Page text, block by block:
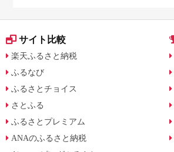
サイト比較
楽天ふるさと納税
ふるなび
ふるさとチョイス
さとふる
ふるさとプレミアム
ANAのふるさと納税